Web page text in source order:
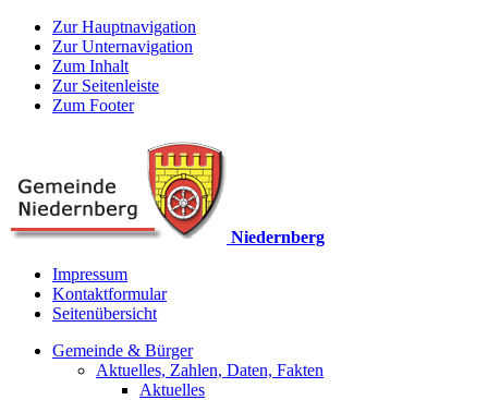
Zur Hauptnavigation
Zur Unternavigation
Zum Inhalt
Zur Seitenleiste
Zum Footer
Niedernberg
Impressum
Kontaktformular
Seitenübersicht
Gemeinde & Bürger
Aktuelles, Zahlen, Daten, Fakten
Aktuelles